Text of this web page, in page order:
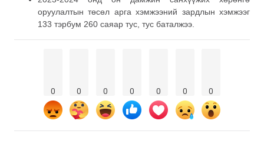
оруулалтын төсөл арга хэмжээний зардлын хэмжээг
133 тэрбум 260 саяар тус, тус баталжээ.
0 0 0 0 0 0 0